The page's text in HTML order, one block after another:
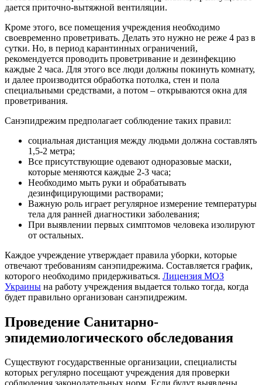
дается приточно-вытяжной вентиляции.
Кроме этого, все помещения учреждения необходимо
своевременно проветривать. Делать это нужно не реже 4 раз в
сутки. Но, в период карантинных ограничений,
рекомендуется проводить проветривание и дезинфекцию
каждые 2 часа. Для этого все люди должны покинуть комнату,
и далее производится обработка потолка, стен и пола
специальными средствами, а потом – открываются окна для
проветривания.
Санэпидрежим предполагает соблюдение таких правил:
социальная дистанция между людьми должна составлять
1,5-2 метра;
Все присутствующие одевают одноразовые маски,
которые меняются каждые 2-3 часа;
Необходимо мыть руки и обрабатывать
дезинфицирующими растворами;
Важную роль играет регулярное измерение температуры
тела для ранней диагностики заболевания;
При выявлении первых симптомов человека изолируют
от остальных.
Каждое учреждение утверждает правила уборки, которые
отвечают требованиям санэпидрежима. Составляется график,
которого необходимо придерживаться. Лицензия МОЗ
Украины на работу учреждения выдается только тогда, когда
будет правильно организован санэпидрежим.
Проведение Санитарно-
эпидемиологического обследования
Существуют государственные организации, специалисты
которых регулярно посещают учреждения для проверки